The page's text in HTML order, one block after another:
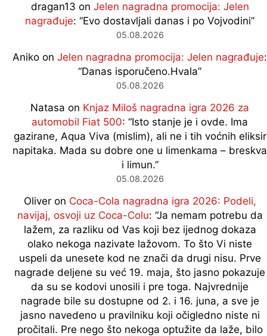
dragan13 on Jelen nagradna promocija: Jelen
nagrađuje: “Evo dostavljali danas i po Vojvodini”
05.08.2026
Aniko on Jelen nagradna promocija: Jelen nagrađuje:
“Danas isporučeno.Hvala”
05.08.2026
Natasa on Knjaz Miloš nagradna igra 2026 za
automobil Fiat 500: “Isto stanje je i ovde. Ima
gazirane, Aqua Viva (mislim), ali ne i tih voćnih eliksir
napitaka. Mada su dobre one u limenkama – breskva
i limun.”
05.08.2026
Oliveron Coca-Cola nagradna igra 2026: Podeli,
navijaj, osvoji uz Coca-Colu: “Ja nemam potrebu da
lažem, za razliku od Vas koji bez ijednog dokaza
olako nekoga nazivate lažovom. To što Vi niste
uspeli da unesete kod ne znači da drugi nisu. Prve
nagrade deljene su već 19. maja, što jasno pokazuje
da su se kodovi unosili i pre toga. Najvrednije
nagrade bile su dostupne od 2. i 16. juna, a sve je
jasno navedeno u pravilniku koji očigledno niste ni
pročitali. Pre nego što nekoga optužite da laže, bilo